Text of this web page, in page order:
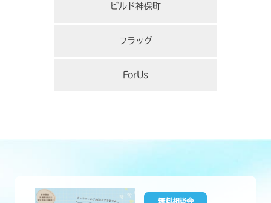
ビルド神保町
フラッグ
ForUs
無料相談会